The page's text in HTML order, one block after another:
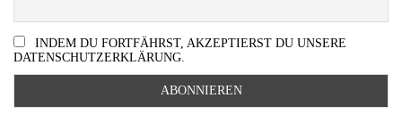
INDEM DU FORTFÄHRST, AKZEPTIERST DU UNSERE
DATENSCHUTZERKLÄRUNG.